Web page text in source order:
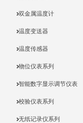
双金属温度计
温度变送器
温度传感器
物位仪表系列
智能数字显示调节仪表
校验仪表系列
无纸记录仪系列